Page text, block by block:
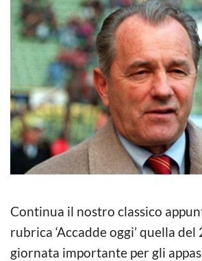
Continua il nostro classico
rubrica ‘Accadde oggi’ quella
giornata importante per gli